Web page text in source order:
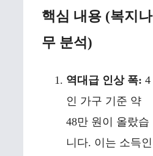
핵심 내용 (복지나
무 분석)
역대급 인상 폭: 4
인 가구 기준 약
48만 원이 올랐습
니다. 이는 소득인